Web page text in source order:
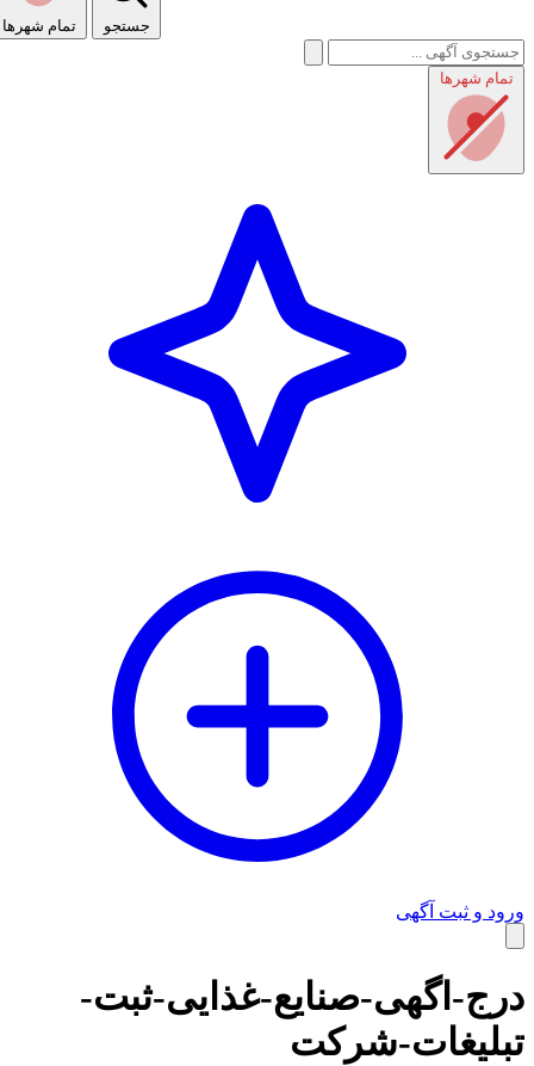
راهنمای استفاده
وبلاگ
تمام شهر‌ها جستجو
تمام شهر‌ها
ورود و ثبت آگهی
درج-اگهی-صنایع-غذایی-ثبت-
تبلیغات-شرکت